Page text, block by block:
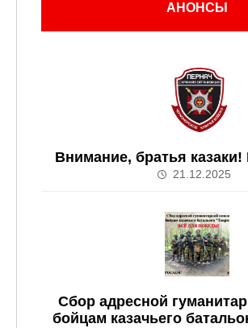
АНОНСЫ
Внимание, братья казаки!
21.12.2025
Сбор адресной
бойцам казачьего